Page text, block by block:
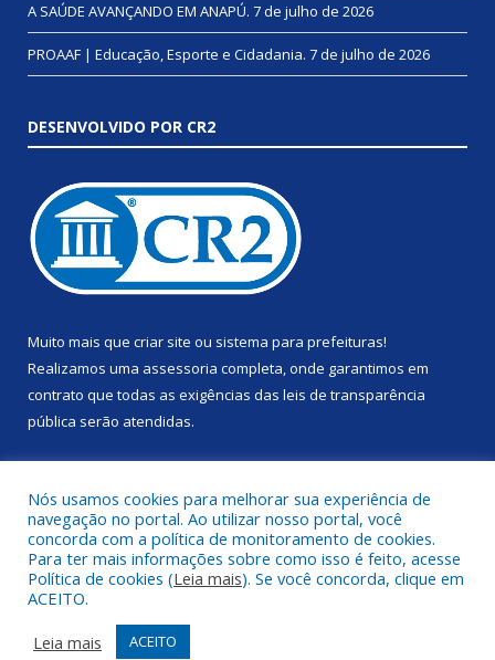
A SAÚDE AVANÇANDO EM ANAPÚ. 7 de julho de 2026
PROAAF | Educação, Esporte e Cidadania. 7 de julho de 2026
DESENVOLVIDO POR CR2
Muito mais que criar site ou sistema para prefeituras!
Realizamos uma assessoria completa, onde garantimos em
contrato que todas as exigências das leis de transparência
pública serão atendidas.
Todos os direitos reservados a Prefeitura Municipal de Anapu.
Mapa do Site
Acessar Área Administrativa
Nós usamos cookies para melhorar sua experiência de
navegação no portal. Ao utilizar nosso portal, você
concorda com a política de monitoramento de cookies.
Para ter mais informações sobre como isso é feito, acesse
Política de cookies (Leia mais). Se você concorda, clique em
ACEITO.
Leia mais
ACEITO